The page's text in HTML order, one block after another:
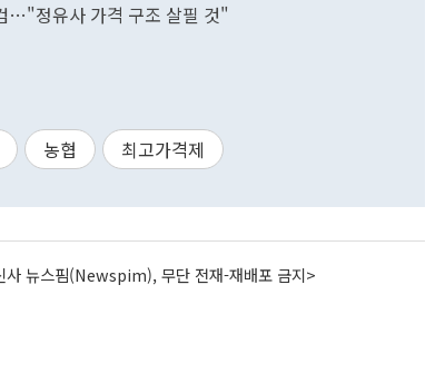
…"정유사 가격 구조 살필 것"
농협 최고가격제
사 뉴스핌(Newspim), 무단 전재-재배포 금지>